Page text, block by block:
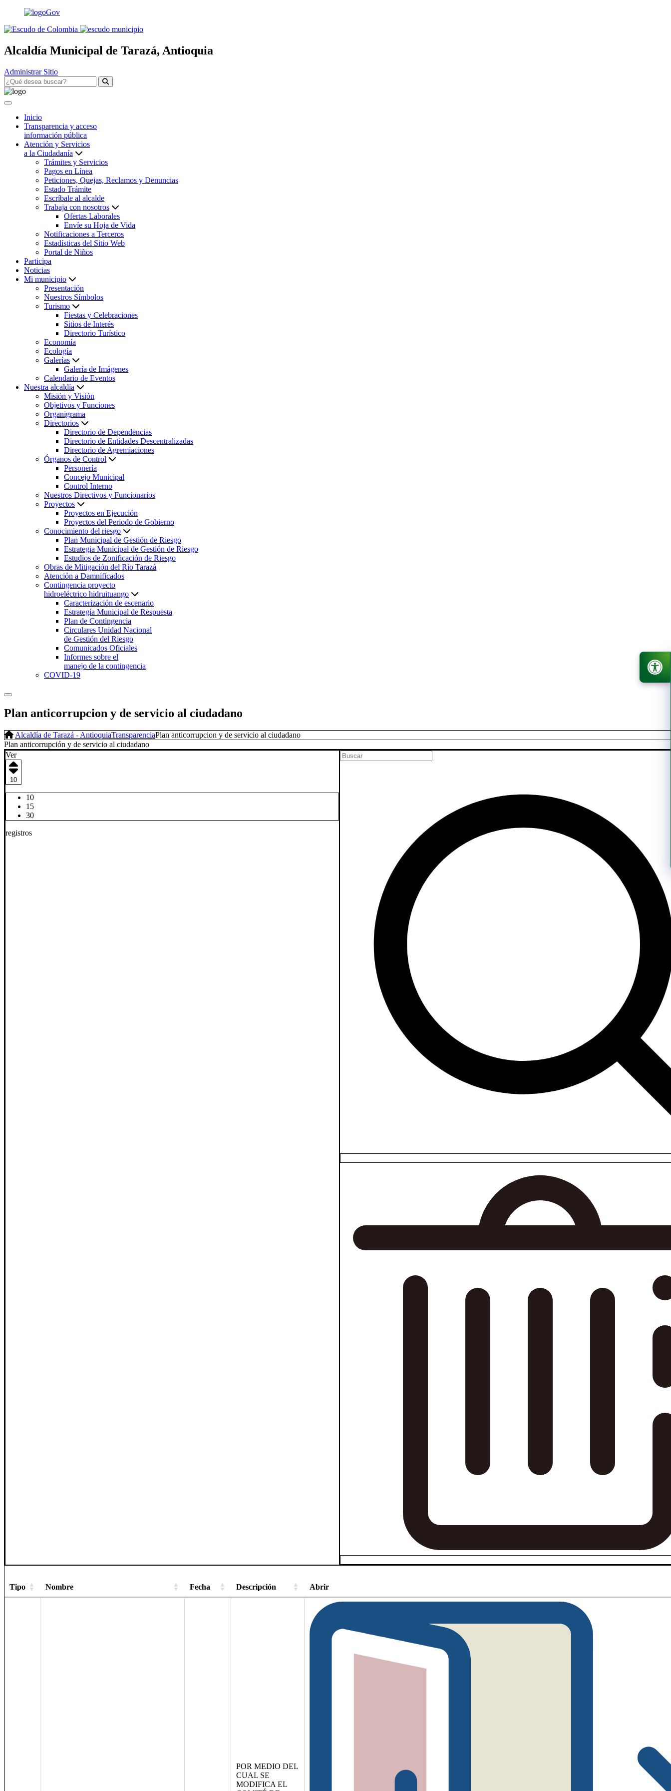
Alcaldía Municipal de Tarazá, Antioquia
Administrar Sitio
Inicio
Transparencia y acceso
información pública
Atención y Servicios
a la Ciudadanía
Trámites y Servicios
Pagos en Línea
Peticiones, Quejas, Reclamos y Denuncias
Estado Trámite
Escríbale al alcalde
Trabaja con nosotros
Ofertas Laborales
Envíe su Hoja de Vida
Notificaciones a Terceros
Estadísticas del Sitio Web
Portal de Niños
Participa
Noticias
Mi municipio
Presentación
Nuestros Símbolos
Turismo
Fiestas y Celebraciones
Sitios de Interés
Directorio Turístico
Economía
Ecología
Galerías
Galería de Imágenes
Calendario de Eventos
Nuestra alcaldía
Misión y Visión
Objetivos y Funciones
Organigrama
Directorios
Directorio de Dependencias
Directorio de Entidades Descentralizadas
Directorio de Agremiaciones
Órganos de Control
Personería
Concejo Municipal
Control Interno
Nuestros Directivos y Funcionarios
Proyectos
Proyectos en Ejecución
Proyectos del Periodo de Gobierno
Conocimiento del riesgo
Plan Municipal de Gestión de Riesgo
Estrategia Municipal de Gestión de Riesgo
Estudios de Zonificación de Riesgo
Obras de Mitigación del Río Tarazá
Atención a Damnificados
Contingencia proyecto
hidroeléctrico hidruituango
Caracterización de escenario
Estrategía Municipal de Respuesta
Plan de Contingencia
Circulares Unidad Nacional
de Gestión del Riesgo
Comunicados Oficiales
Informes sobre el
manejo de la contingencia
COVID-19
Plan anticorrupcion y de servicio al ciudadano
Alcaldía de Tarazá - AntioquiaTransparenciaPlan anticorrupcion y de servicio al ciudadano
Plan anticorrupción y de servicio al ciudadano
Ver
10
10
15
30
registros
Tipo Nombre Fecha Descripción Abrir
POR MEDIO DEL
CUAL SE
MODIFICA EL